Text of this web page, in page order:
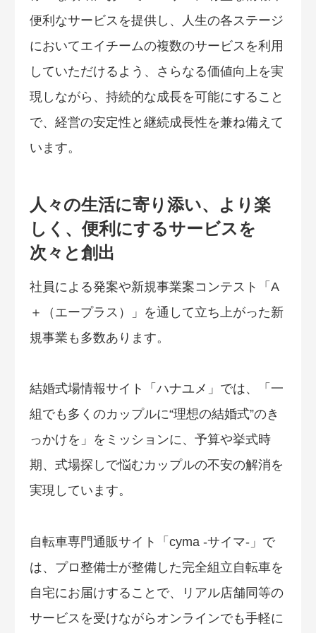
便利なサービスを提供し、人生の各ステージ
においてエイチームの複数のサービスを利用
していただけるよう、さらなる価値向上を実
現しながら、持続的な成長を可能にすること
で、経営の安定性と継続成長性を兼ね備えて
います。
人々の生活に寄り添い、より楽
しく、便利にするサービスを
次々と創出
社員による発案や新規事業案コンテスト「A
＋（エープラス）」を通して立ち上がった新
規事業も多数あります。
結婚式場情報サイト「ハナユメ」では、「一
組でも多くのカップルに“理想の結婚式”のき
っかけを」をミッションに、予算や挙式時
期、式場探しで悩むカップルの不安の解消を
実現しています。
自転車専門通販サイト「cyma -サイマ-」で
は、プロ整備士が整備した完全組立自転車を
自宅にお届けすることで、リアル店舗同等の
サービスを受けながらオンラインでも手軽に